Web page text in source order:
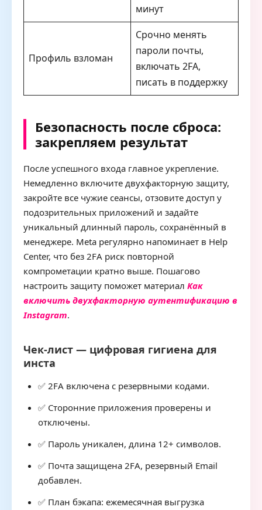
минут
Профиль взломан
Срочно менять
пароли почты,
включать 2FA,
писать в поддержку
Безопасность после сброса:
закрепляем результат
После успешного входа главное укрепление.
Немедленно включите двухфакторную защиту,
закройте все чужие сеансы, отзовите доступ у
подозрительных приложений и задайте
уникальный длинный пароль, сохранённый в
менеджере. Meta регулярно напоминает в Help
Center, что без 2FA риск повторной
компрометации кратно выше. Пошагово
настроить защиту поможет материал Как
включить двухфакторную аутентификацию в
Instagram.
Чек-лист — цифровая гигиена для
инста
✅ 2FA включена с резервными кодами.
✅ Сторонние приложения проверены и
отключены.
✅ Пароль уникален, длина 12+ символов.
✅ Почта защищена 2FA, резервный Email
добавлен.
✅ План бэкапа: ежемесячная выгрузка